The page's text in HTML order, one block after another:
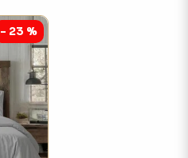
- 23 %